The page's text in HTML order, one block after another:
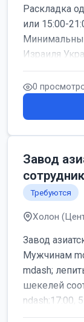
Раскладка
или 15:00-
Израиля
0
Завод
Требуются
Холон
Завод
Мужчинам
mdash;
шекелей
ndash;17:00,
дор...